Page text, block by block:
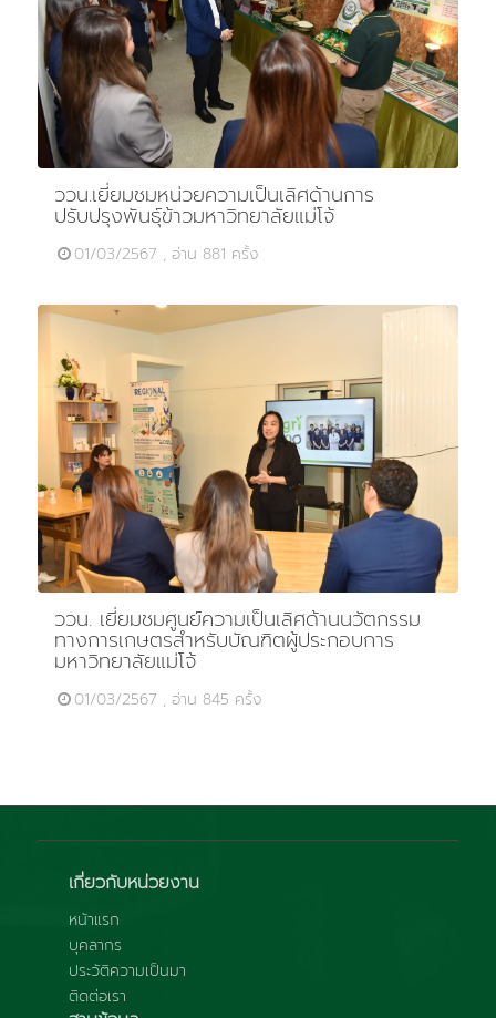
ววน.เยี่ยมชมหน่วยความเป็นเลิศด้านการ
ปรับปรุงพันธุ์ข้าวมหาวิทยาลัยแม่โจ้
01/03/2567 , อ่าน 881 ครั้ง
ววน. เยี่ยมชมศูนย์ความเป็นเลิศด้านนวัตกรรม
ทางการเกษตรสำหรับบัณฑิตผู้ประกอบการ
มหาวิทยาลัยแม่โจ้
01/03/2567 , อ่าน 845 ครั้ง
เกี่ยวกับหน่วยงาน
หน้าแรก
บุคลากร
ประวัติความเป็นมา
ติดต่อเรา